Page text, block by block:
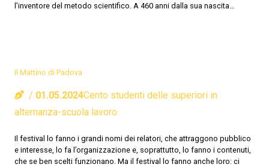
l’inventore del metodo scientifico. A 460 anni dalla sua nascita…
Il Mattino di Padova
01.05.2024Cento studenti delle superiori in
alternanza-scuola lavoro
Il festival lo fanno i grandi nomi dei relatori, che attraggono pubblico
e interesse, lo fa l’organizzazione e, soprattutto, lo fanno i contenuti,
che se ben scelti funzionano. Ma il festival lo fanno anche loro: ci